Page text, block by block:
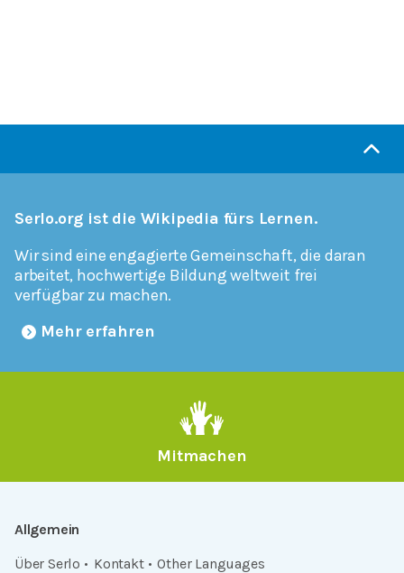
Serlo.org ist die Wikipedia fürs Lernen.
Wir sind eine engagierte Gemeinschaft, die daran
arbeitet, hochwertige Bildung weltweit frei
verfügbar zu machen.
Mehr erfahren
Mitmachen
Allgemein
Über Serlo
Kontakt Other Languages